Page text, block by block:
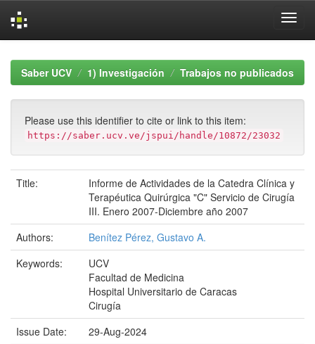
navigationSaber UCV 1) Investigación Trabajos no publicados
Please use this identifier to cite or link to this item:
https://saber.ucv.ve/jspui/handle/10872/23032
Title:
Informe de Actividades de la Catedra Clínica y
Terapéutica Quirúrgica "C" Servicio de Cirugía
III. Enero 2007-Diciembre año 2007
Authors:
Benítez Pérez, Gustavo A.
Keywords:
UCV
Facultad de Medicina
Hospital Universitario de Caracas
Cirugía
Issue Date:
29-Aug-2024